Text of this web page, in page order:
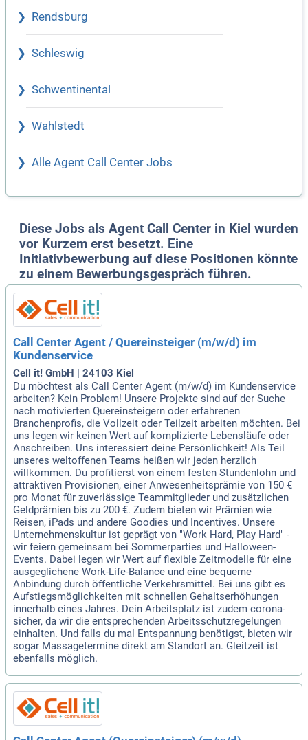
Rendsburg
Schleswig
Schwentinental
Wahlstedt
Alle Agent Call Center Jobs
Diese Jobs als Agent Call Center in Kiel wurden
vor Kurzem erst besetzt. Eine
Initiativbewerbung auf diese Positionen könnte
zu einem Bewerbungsgespräch führen.
Call Center Agent / Quereinsteiger (m/w/d) im
Kundenservice
Cell it! GmbH | 24103 Kiel
Du möchtest als Call Center Agent (m/w/d) im Kundenservice
arbeiten? Kein Problem! Unsere Projekte sind auf der Suche
nach motivierten Quereinsteigern oder erfahrenen
Branchenprofis, die Vollzeit oder Teilzeit arbeiten möchten. Bei
uns legen wir keinen Wert auf komplizierte Lebensläufe oder
Anschreiben. Uns interessiert deine Persönlichkeit! Als Teil
unseres weltoffenen Teams heißen wir jeden herzlich
willkommen. Du profitierst von einem festen Stundenlohn und
attraktiven Provisionen, einer Anwesenheitsprämie von 150 €
pro Monat für zuverlässige Teammitglieder und zusätzlichen
Geldprämien bis zu 200 €. Zudem bieten wir Prämien wie
Reisen, iPads und andere Goodies und Incentives. Unsere
Unternehmenskultur ist geprägt von "Work Hard, Play Hard" -
wir feiern gemeinsam bei Sommerparties und Halloween-
Events. Dabei legen wir Wert auf flexible Zeitmodelle für eine
ausgeglichene Work-Life-Balance und eine bequeme
Anbindung durch öffentliche Verkehrsmittel. Bei uns gibt es
Aufstiegsmöglichkeiten mit schnellen Gehaltserhöhungen
innerhalb eines Jahres. Dein Arbeitsplatz ist zudem corona-
sicher, da wir die entsprechenden Arbeitsschutzregelungen
einhalten. Und falls du mal Entspannung benötigst, bieten wir
sogar Massagetermine direkt am Standort an. Gleitzeit ist
ebenfalls möglich.